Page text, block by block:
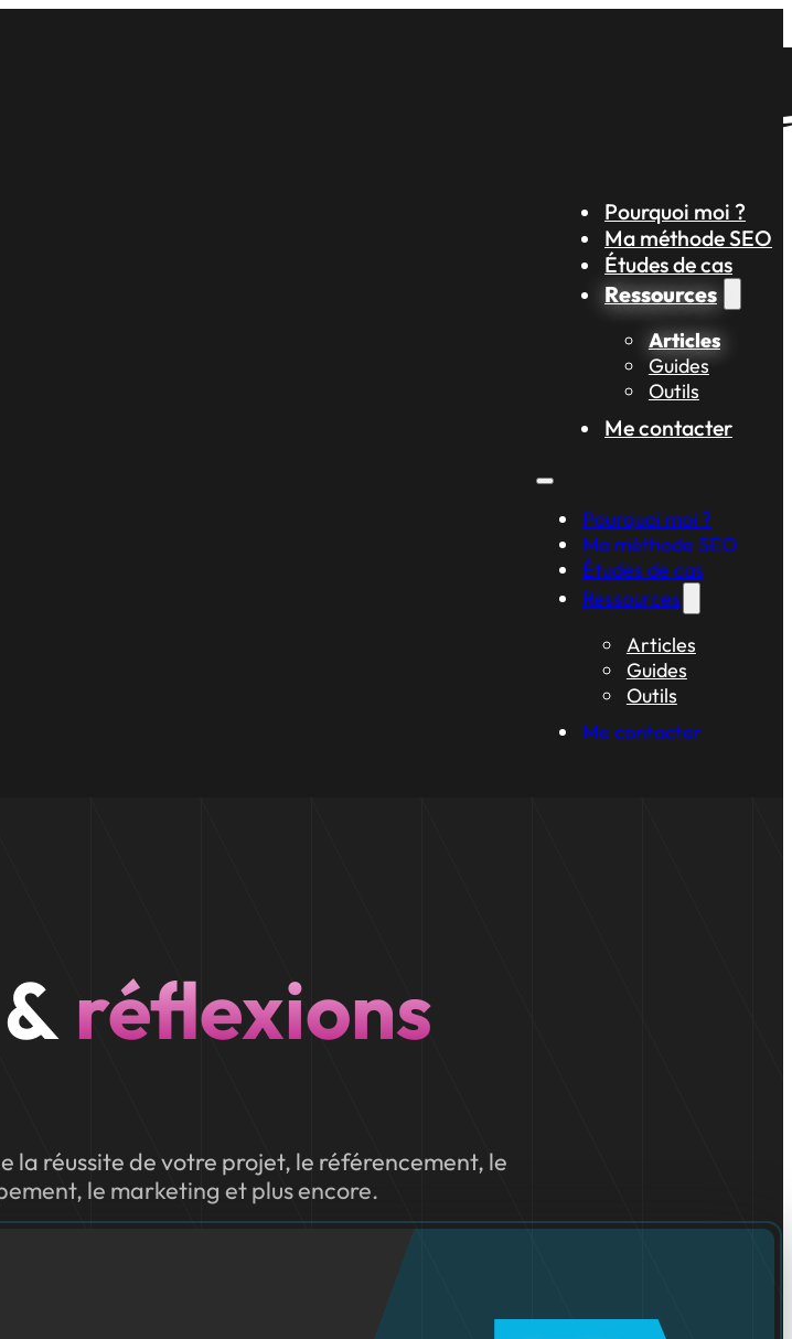
Pourquoi moi ?
Ma méthode SEO
Études de cas
Ressources
Articles
Guides
Outils
Me contacter
Pourquoi moi ?
Ma méthode SEO
Études de cas
Ressources
Articles
Guides
Outils
Me contacter
réflexions
la réussite de votre projet, le référencement, le
le marketing et plus encore.